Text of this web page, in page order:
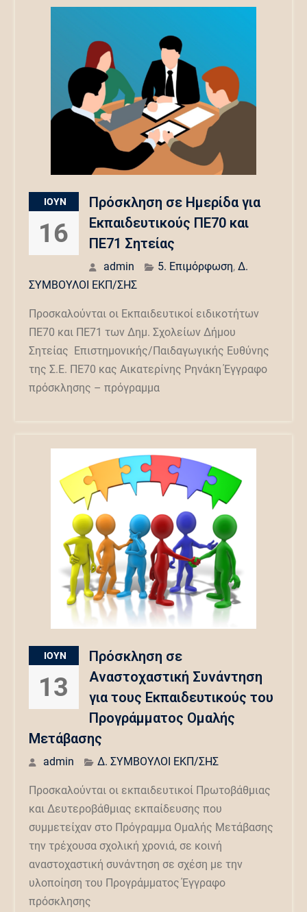
ΙΟΎΝ
16
Πρόσκληση σε Ημερίδα για
Εκπαιδευτικούς ΠΕ70 και
ΠΕ71 Σητείας
admin 5. Επιμόρφωση, Δ.
ΣΥΜΒΟΥΛΟΙ ΕΚΠ/ΣΗΣ
Προσκαλούνται οι Εκπαιδευτικοί ειδικοτήτων
ΠΕ70 και ΠΕ71 των Δημ. Σχολείων Δήμου
Σητείας Επιστημονικής/Παιδαγωγικής Ευθύνης
της Σ.Ε. ΠΕ70 κας Αικατερίνης Ρηνάκη Έγγραφο
πρόσκλησης – πρόγραμμα
ΙΟΎΝ
13
Πρόσκληση σε
Αναστοχαστική Συνάντηση
για τους Εκπαιδευτικούς του
Προγράμματος Ομαλής
Μετάβασης
admin Δ. ΣΥΜΒΟΥΛΟΙ ΕΚΠ/ΣΗΣ
Προσκαλούνται οι εκπαιδευτικοί Πρωτοβάθμιας
και Δευτεροβάθμιας εκπαίδευσης που
συμμετείχαν στο Πρόγραμμα Ομαλής Μετάβασης
την τρέχουσα σχολική χρονιά, σε κοινή
αναστοχαστική συνάντηση σε σχέση με την
υλοποίηση του Προγράμματος Έγγραφο
πρόσκλησης